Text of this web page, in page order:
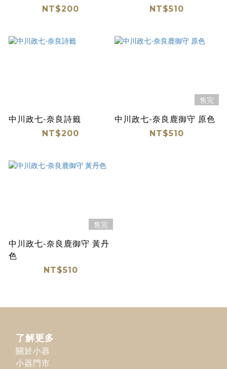
NT$200
NT$510
中川政七-奈良詩籤
NT$200
售完
中川政七-奈良鹿御守 原色
NT$510
售完
中川政七-奈良鹿御守 黃丹
色
NT$510
了解更多
關於小器
小器門市